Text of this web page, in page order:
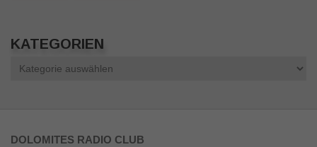
KATEGORIEN
DOLOMITES RADIO CLUB